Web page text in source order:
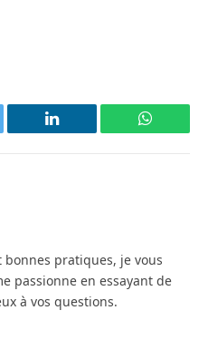
LinkedIn
bonnes pratiques, je vous
passionne en essayant de
à vos questions.